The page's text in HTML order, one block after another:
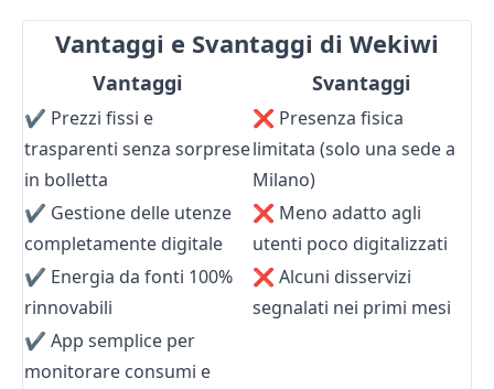
Vantaggi e Svantaggi di Wekiwi
Vantaggi Svantaggi
✔️ Prezzi fissi e
trasparenti senza sorprese
in bolletta
❌ Presenza fisica
limitata (solo una sede a
Milano)
✔️ Gestione delle utenze
completamente digitale
❌ Meno adatto agli
utenti poco digitalizzati
✔️ Energia da fonti 100%
rinnovabili
❌ Alcuni disservizi
segnalati nei primi mesi
✔️ App semplice per
monitorare consumi e